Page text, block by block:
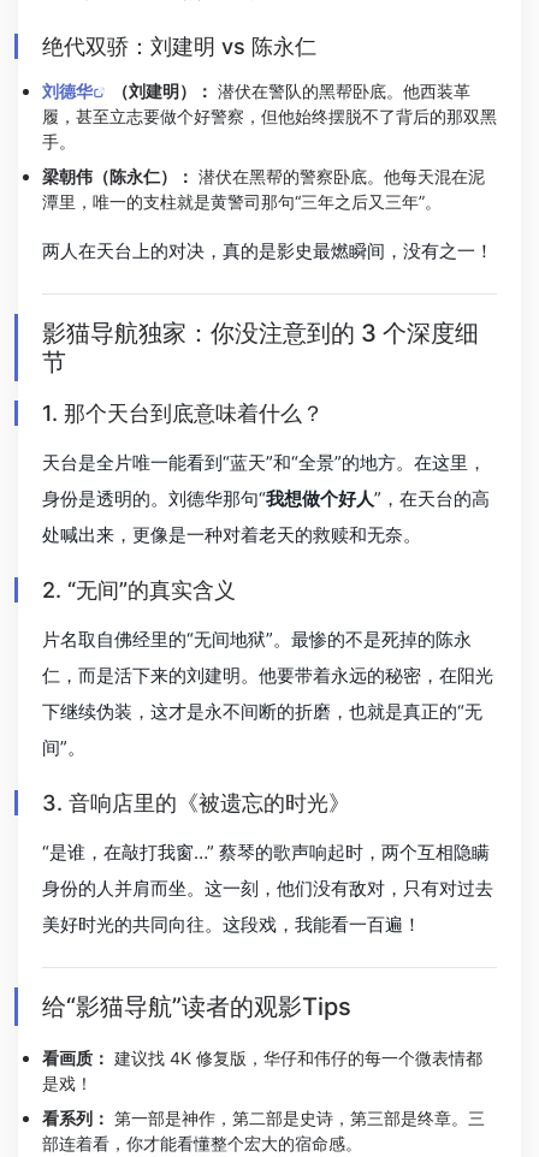
绝代双骄：刘建明 vs 陈永仁
刘德华 （刘建明）： 潜伏在警队的黑帮卧底。他西装革
履，甚至立志要做个好警察，但他始终摆脱不了背后的那双黑
手。
梁朝伟（陈永仁）： 潜伏在黑帮的警察卧底。他每天混在泥
潭里，唯一的支柱就是黄警司那句“三年之后又三年”。
两人在天台上的对决，真的是影史最燃瞬间，没有之一！
影猫导航独家：你没注意到的 3 个深度细
节
1. 那个天台到底意味着什么？
天台是全片唯一能看到“蓝天”和“全景”的地方。在这里，
身份是透明的。刘德华那句“我想做个好人”，在天台的高
处喊出来，更像是一种对着老天的救赎和无奈。
2. “无间”的真实含义
片名取自佛经里的“无间地狱”。最惨的不是死掉的陈永
仁，而是活下来的刘建明。他要带着永远的秘密，在阳光
下继续伪装，这才是永不间断的折磨，也就是真正的“无
间”。
3. 音响店里的《被遗忘的时光》
“是谁，在敲打我窗…” 蔡琴的歌声响起时，两个互相隐瞒
身份的人并肩而坐。这一刻，他们没有敌对，只有对过去
美好时光的共同向往。这段戏，我能看一百遍！
给“影猫导航”读者的观影Tips
看画质： 建议找 4K 修复版，华仔和伟仔的每一个微表情都
是戏！
看系列： 第一部是神作，第二部是史诗，第三部是终章。三
部连着看，你才能看懂整个宏大的宿命感。